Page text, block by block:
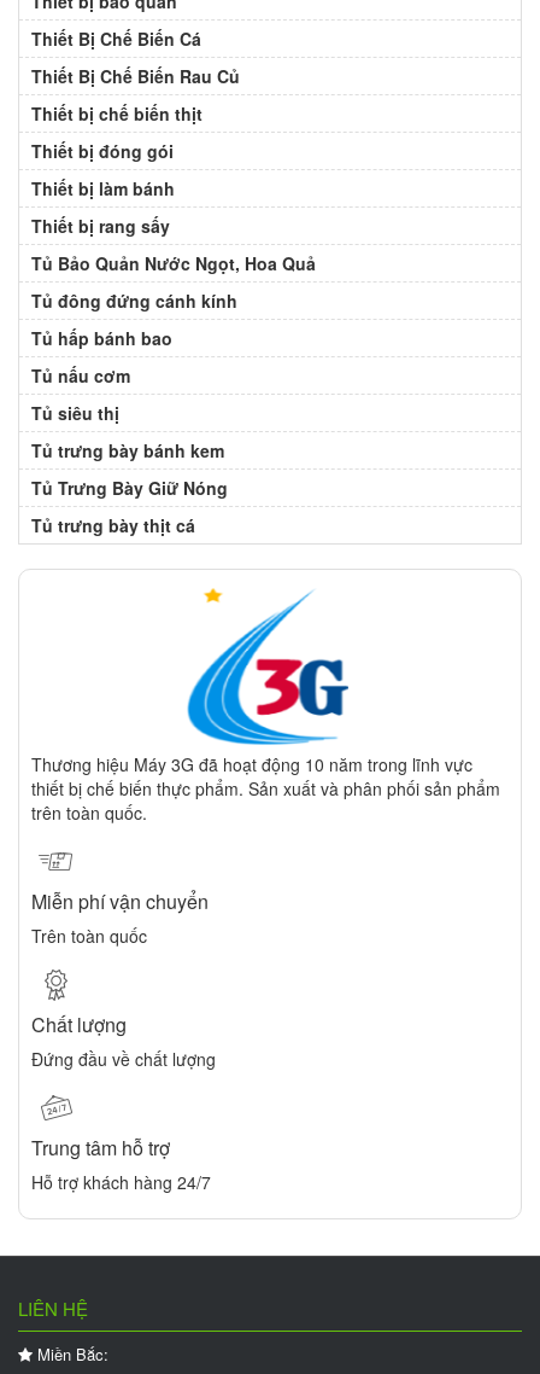
Thiết Bị Chế Biến Cá
Thiết Bị Chế Biến Rau Củ
Thiết bị chế biến thịt
Thiết bị đóng gói
Thiết bị làm bánh
Thiết bị rang sấy
Tủ Bảo Quản Nước Ngọt, Hoa Quả
Tủ đông đứng cánh kính
Tủ hấp bánh bao
Tủ nấu cơm
Tủ siêu thị
Tủ trưng bày bánh kem
Tủ Trưng Bày Giữ Nóng
Tủ trưng bày thịt cá
Thương hiệu Máy 3G đã hoạt động 10 năm trong lĩnh vực
thiết bị chế biến thực phẩm. Sản xuất và phân phối sản phẩm
trên toàn quốc.
Miễn phí vận chuyển
Trên toàn quốc
Chất lượng
Đứng đầu về chất lượng
Trung tâm hỗ trợ
Hỗ trợ khách hàng 24/7
LIÊN HỆ
Miền Bắc: